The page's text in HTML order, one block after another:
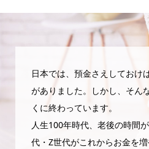
日本では、預金さえしておけ
がありました。しかし、そん
くに終わっています。
人生100年時代、老後の時間
代・Z世代がこれからお金を